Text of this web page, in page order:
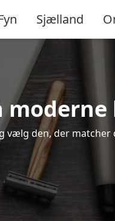
Sjælland
vælg den, der matcher